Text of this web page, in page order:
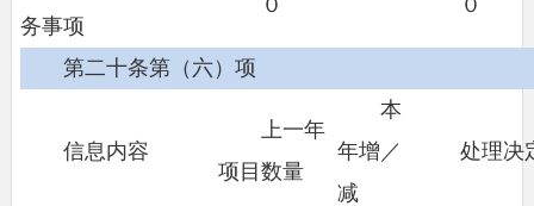
务事项
第二十条第（六）项
信息内容
上一年
项目数量
本
年增／
减
处理决